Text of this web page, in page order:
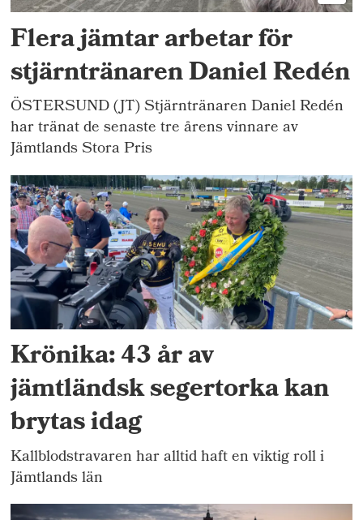
Flera jämtar arbetar för
stjärntränaren Daniel Redén
ÖSTERSUND (JT) Stjärntränaren Daniel Redén
har tränat de senaste tre årens vinnare av
Jämtlands Stora Pris
Krönika: 43 år av
jämtländsk segertorka kan
brytas idag
Kallblodstravaren har alltid haft en viktig roll i
Jämtlands län